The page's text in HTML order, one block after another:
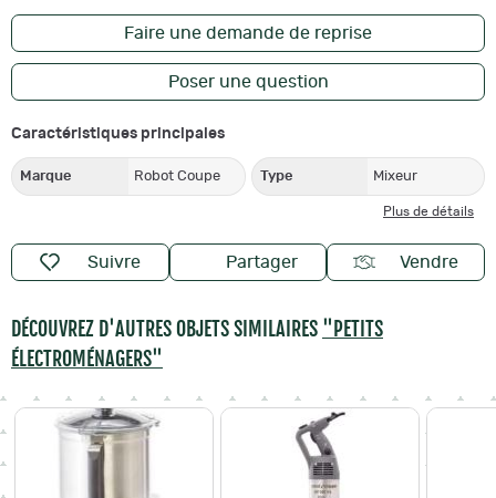
Faire une demande de reprise
Poser une question
Caractéristiques principales
Marque Robot Coupe Type Mixeur
Plus de détails
Suivre Partager Vendre
DÉCOUVREZ D'AUTRES OBJETS SIMILAIRES "PETITS
ÉLECTROMÉNAGERS"